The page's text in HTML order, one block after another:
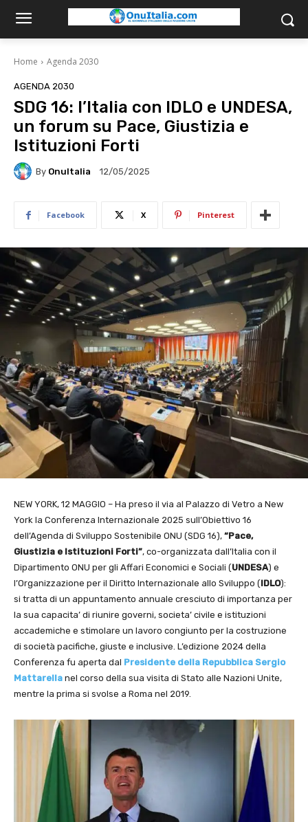
Home Agenda 2030
AGENDA 2030
SDG 16: l’Italia con IDLO e UNDESA,
un forum su Pace, Giustizia e
Istituzioni Forti
By OnuItalia 12/05/2025
Facebook X Pinterest
NEW YORK, 12 MAGGIO – Ha preso il via al Palazzo di Vetro a New
York la Conferenza Internazionale 2025 sull’Obiettivo 16
dell’Agenda di Sviluppo Sostenibile ONU (SDG 16), “Pace,
Giustizia e Istituzioni Forti”, co-organizzata dall’Italia con il
Dipartimento ONU per gli Affari Economici e Sociali (UNDESA) e
l’Organizzazione per il Diritto Internazionale allo Sviluppo (IDLO):
si tratta di un appuntamento annuale cresciuto di importanza per
la sua capacita’ di riunire governi, societa’ civile e istituzioni
accademiche e stimolare un lavoro congiunto per la costruzione
di società pacifiche, giuste e inclusive. L’edizione 2024 della
Conferenza fu aperta dal Presidente della Repubblica Sergio
Mattarella nel corso della sua visita di Stato alle Nazioni Unite,
mentre la prima si svolse a Roma nel 2019.